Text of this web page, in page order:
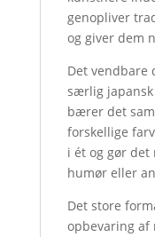
genopliver
og giver dem
Det vendbare
særlig japansk
bærer det
forskellige
i ét og gør
humør eller
Det store
opbevaring af